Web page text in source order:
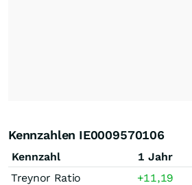
Kennzahlen IE0009570106
Kennzahl 1 Jahr
Treynor Ratio
+11,19